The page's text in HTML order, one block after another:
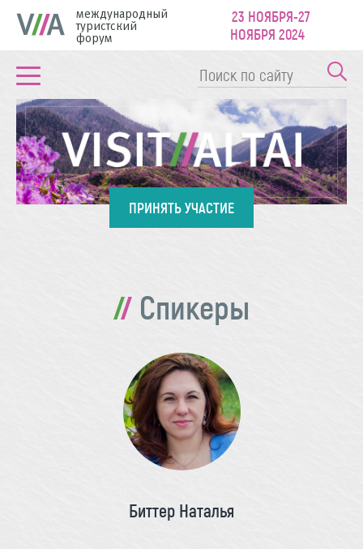
международный
туристский
форум
23 НОЯБРЯ-27
НОЯБРЯ 2024
ПРИНЯТЬ УЧАСТИЕ
Спикеры
Биттер Наталья